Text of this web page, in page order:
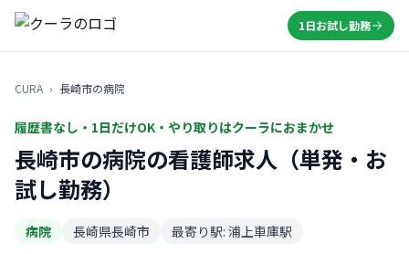
1日お試し勤務
CURA › 長崎市の病院
履歴書なし・1日だけOK・やり取りはクーラにおまかせ
長崎市の病院の看護師求人（単発・お
試し勤務）
病院 長崎県長崎市 最寄り駅: 浦上車庫駅